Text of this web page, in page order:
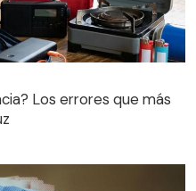
Los errores que más